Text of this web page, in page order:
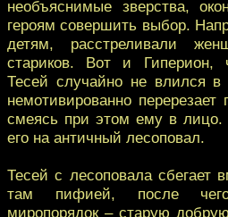
необъяснимые зверства,
героям совершить выбор.
детям, расстреливали
стариков. Вот и Гиперион,
Тесей случайно не влился в
немотивированно
смеясь при этом ему в лицо.
его на античный лесоповал.
Тесей с лесоповала сбегает
там пифией, после
миропорядок – старую